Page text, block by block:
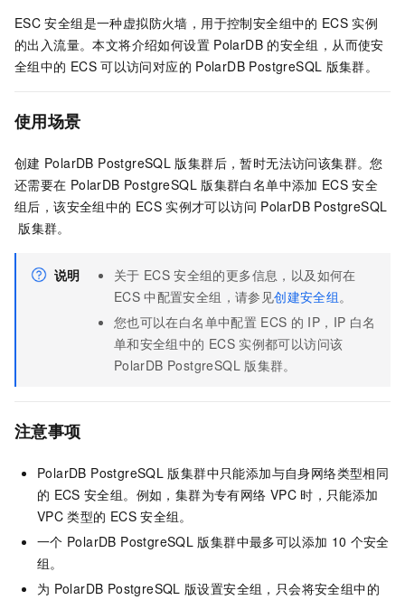
ESC 安全组是一种虚拟防火墙，用于控制安全组中的 ECS 实例
的出入流量。本文将介绍如何设置 PolarDB 的安全组，从而使安
全组中的 ECS 可以访问对应的 PolarDB PostgreSQL 版集群。
使用场景
创建 PolarDB PostgreSQL 版集群后，暂时无法访问该集群。您
还需要在 PolarDB PostgreSQL 版集群白名单中添加 ECS 安全
组后，该安全组中的 ECS 实例才可以访问 PolarDB PostgreSQL
版集群。
说明 关于 ECS 安全组的更多信息，以及如何在
ECS 中配置安全组，请参见创建安全组。
您也可以在白名单中配置 ECS 的 IP，IP 白名
单和安全组中的 ECS 实例都可以访问该
PolarDB PostgreSQL 版集群。
注意事项
PolarDB PostgreSQL 版集群中只能添加与自身网络类型相同
的 ECS 安全组。例如，集群为专有网络 VPC 时，只能添加
VPC 类型的 ECS 安全组。
一个 PolarDB PostgreSQL 版集群中最多可以添加 10 个安全
组。
为 PolarDB PostgreSQL 版设置安全组，只会将安全组中的